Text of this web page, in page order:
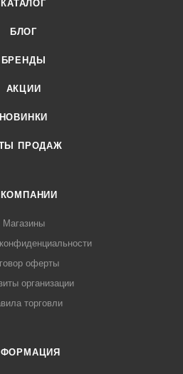
КАТАЛОГ
БЛОГ
БРЕНДЫ
АКЦИИ
НОВИНКИ
ПРОДАЖ
Магазины
оферты
организации
торговли